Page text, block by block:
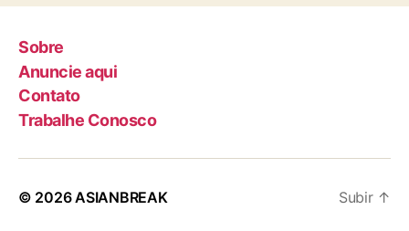
Sobre
Anuncie aqui
Contato
Trabalhe Conosco
© 2026ASIANBREAK Subir ↑